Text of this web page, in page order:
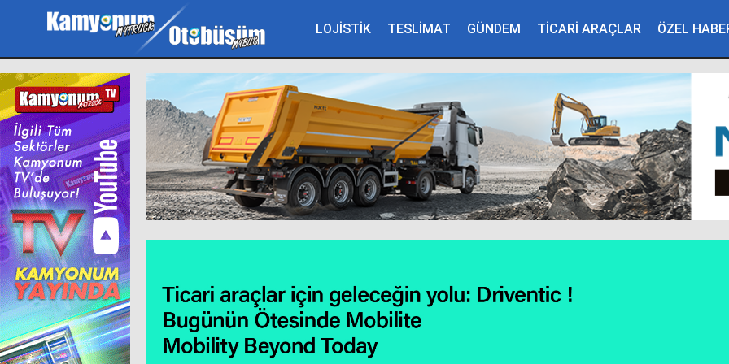
LOJİSTİK TESLİMAT GÜNDEM TİCARİ ARAÇLAR ÖZEL